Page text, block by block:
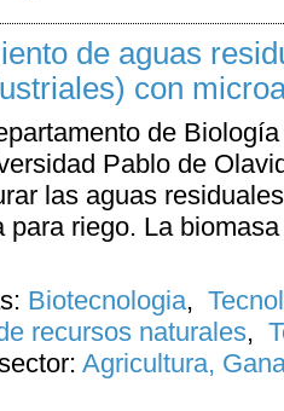
de aguas
con
de
Pablo de
las aguas
para riego. La
Biotecnologia,
recursos naturales,
Agricultura,